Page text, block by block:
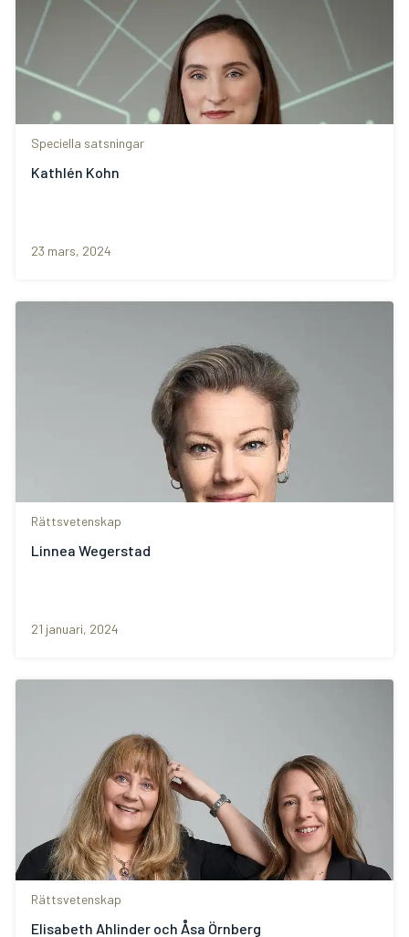
Speciella satsningar
Kathlén Kohn
23 mars, 2024
Rättsvetenskap
Linnea Wegerstad
21 januari, 2024
Rättsvetenskap
Elisabeth Ahlinder och Åsa Örnberg